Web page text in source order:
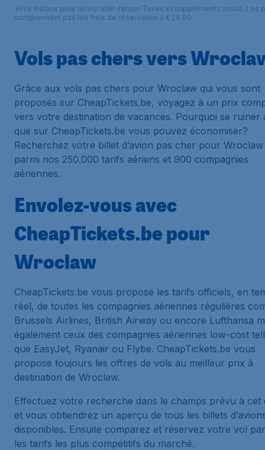
*Prix initiaux pour un vol aller-retour. Taxes et suppléments inclus. Les
comprennent pas les frais de réservation à € 29,90.
Vols pas chers vers
Grâce aux vols pas chers pour Wroclaw qui vous sont
proposés sur CheapTickets.be, voyagez à un prix
vers votre destination de vacances. Pourquoi se ruiner
que sur CheapTickets.be vous pouvez économiser?
Recherchez votre billet d’avion pas cher pour Wroclaw
parmi nos 250.000 tarifs aériens et 900 compagnies
aériennes.
Envolez-vous avec
CheapTickets.be pour
Wroclaw
CheapTickets.be vous propose les tarifs officiels, en
réel, de toutes les compagnies aériennes régulières
Brussels Airlines, British Airway ou encore Lufthansa
également ceux des compagnies aériennes low-cost
que EasyJet, Ryanair ou Flybe. CheapTickets.be vous
propose toujours les offres de vols au meilleur prix à
destination de Wroclaw.
Effectuez votre recherche dans le champs prévu à cet
et vous obtiendrez un aperçu de tous les billets
disponibles. Ensuite comparez et réservez votre vol
les tarifs les plus compétitifs du marché.